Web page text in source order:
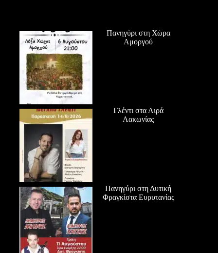
Πανηγύρι στη Χώρα
Αμοργού
Γλέντι στα Λιρά
Λακωνίας
Πανηγύρι στη Δυτική
Φραγκίστα Ευρυτανίας